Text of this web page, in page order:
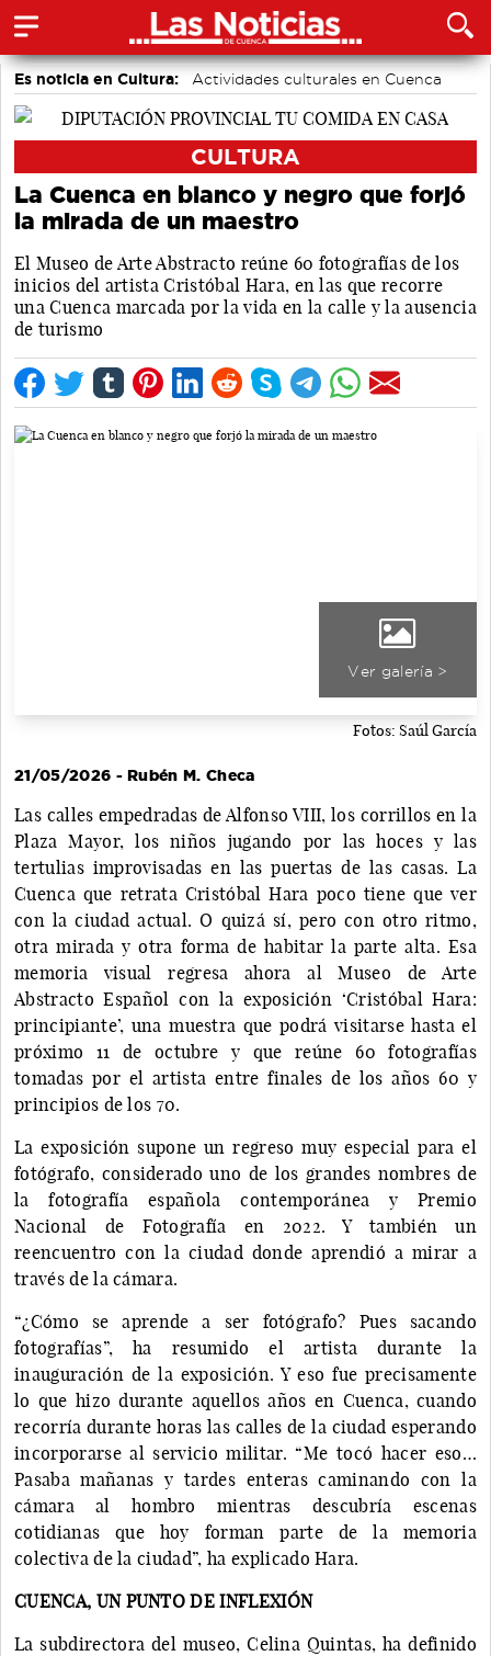
Es noticia en Cultura: Actividades culturales en Cuenca
CULTURA
La Cuenca en blanco y negro que forjó
la mirada de un maestro
El Museo de Arte Abstracto reúne 60 fotografías de los
inicios del artista Cristóbal Hara, en las que recorre
una Cuenca marcada por la vida en la calle y la ausencia
de turismo
Ver galería >
Fotos: Saúl García
21/05/2026 - Rubén M. Checa
Las calles empedradas de Alfonso VIII, los corrillos en la
Plaza Mayor, los niños jugando por las hoces y las
tertulias improvisadas en las puertas de las casas. La
Cuenca que retrata Cristóbal Hara poco tiene que ver
con la ciudad actual. O quizá sí, pero con otro ritmo,
otra mirada y otra forma de habitar la parte alta. Esa
memoria visual regresa ahora al Museo de Arte
Abstracto Español con la exposición ‘Cristóbal Hara:
principiante’, una muestra que podrá visitarse hasta el
próximo 11 de octubre y que reúne 60 fotografías
tomadas por el artista entre finales de los años 60 y
principios de los 70.
La exposición supone un regreso muy especial para el
fotógrafo, considerado uno de los grandes nombres de
la fotografía española contemporánea y Premio
Nacional de Fotografía en 2022. Y también un
reencuentro con la ciudad donde aprendió a mirar a
través de la cámara.
“¿Cómo se aprende a ser fotógrafo? Pues sacando
fotografías”, ha resumido el artista durante la
inauguración de la exposición. Y eso fue precisamente
lo que hizo durante aquellos años en Cuenca, cuando
recorría durante horas las calles de la ciudad esperando
incorporarse al servicio militar. “Me tocó hacer eso…
Pasaba mañanas y tardes enteras caminando con la
cámara al hombro mientras descubría escenas
cotidianas que hoy forman parte de la memoria
colectiva de la ciudad”, ha explicado Hara.
CUENCA, UN PUNTO DE INFLEXIÓN
La subdirectora del museo, Celina Quintas, ha definido